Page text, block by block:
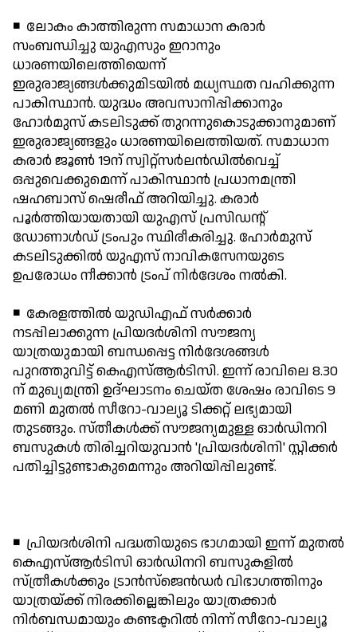
◾ ലോകം കാത്തിരുന്ന സമാധാന കരാര്‍
സംബന്ധിച്ചു യുഎസും ഇറാനും
ധാരണയിലെത്തിയെന്ന്
ഇരുരാജ്യങ്ങള്‍ക്കുമിടയില്‍ മധ്യസ്ഥത വഹിക്കുന്ന
പാകിസ്ഥാന്‍. യുദ്ധം അവസാനിപ്പിക്കാനും
ഹോര്‍മുസ് കടലിടുക്ക് തുറന്നുകൊടുക്കാനുമാണ്
ഇരുരാജ്യങ്ങളും ധാരണയിലെത്തിയത്. സമാധാന
കരാര്‍ ജൂണ്‍ 19ന് സ്വിറ്റ്സര്‍ലന്‍ഡില്‍വെച്ച്
ഒപ്പുവെക്കുമെന്ന് പാകിസ്ഥാന്‍ പ്രധാനമന്ത്രി
ഷഹബാസ് ഷെരീഫ് അറിയിച്ചു. കരാര്‍
പൂര്‍ത്തിയായതായി യുഎസ് പ്രസിഡന്റ്
ഡോണാള്‍ഡ് ട്രംപും സ്ഥിരീകരിച്ചു. ഹോര്‍മുസ്
കടലിടുക്കില്‍ യുഎസ് നാവികസേനയുടെ
ഉപരോധം നീക്കാന്‍ ട്രംപ് നിര്‍ദേശം നല്‍കി.
◾ കേരളത്തില്‍ യുഡിഎഫ് സര്‍ക്കാര്‍
നടപ്പിലാക്കുന്ന പ്രിയദര്‍ശിനി സൗജന്യ
യാത്രയുമായി ബന്ധപ്പെട്ട നിര്‍ദേശങ്ങള്‍
പുറത്തുവിട്ട് കെഎസ്ആര്‍ടിസി. ഇന്ന് രാവിലെ 8.30
ന് മുഖ്യമന്ത്രി ഉദ്ഘാടനം ചെയ്ത ശേഷം രാവിടെ 9
മണി മുതല്‍ സീറോ-വാല്യൂ ടിക്കറ്റ് ലഭ്യമായി
തുടങ്ങും. സ്തീകള്‍ക്ക് സൗജന്യമുള്ള ഓര്‍ഡിനറി
ബസുകള്‍ തിരിച്ചറിയുവാന്‍ 'പ്രിയദര്‍ശിനി' സ്റ്റിക്കര്‍
പതിച്ചിട്ടുണ്ടാകുമെന്നും അറിയിപ്പിലുണ്ട്.
◾ പ്രിയദര്‍ശിനി പദ്ധതിയുടെ ഭാഗമായി ഇന്ന് മുതല്‍
കെഎസ്ആര്‍ടിസി ഓര്‍ഡിനറി ബസുകളില്‍
സ്ത്രീകള്‍ക്കും ട്രാന്‍സ്ജെന്‍ഡര്‍ വിഭാഗത്തിനും
യാത്രയ്ക്ക് നിരക്കില്ലെങ്കിലും യാത്രക്കാര്‍
നിര്‍ബന്ധമായും കണ്ടക്ടറില്‍ നിന്ന് സീറോ-വാല്യൂ